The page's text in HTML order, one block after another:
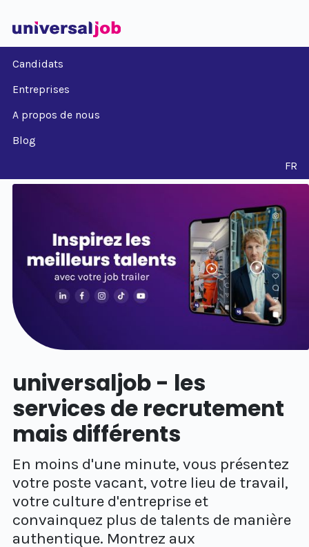
Candidats
Entreprises
A propos de nous
Blog
FR
universaljob - les
services de recrutement
mais différents
En moins d'une minute, vous présentez
votre poste vacant, votre lieu de travail,
votre culture d'entreprise et
convainquez plus de talents de manière
authentique. Montrez aux